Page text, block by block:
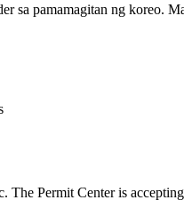
sa pamamagitan ng koreo.
The Permit Center is